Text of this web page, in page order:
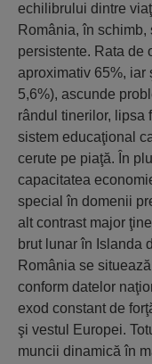
echilibrului dintre
România, în
persistente. Rata de
aproximativ 65%, iar
5,6%), ascunde
rândul tinerilor, lipsa
sistem educaţional
cerute pe piaţă. În
capacitatea
special în domenii
alt contrast major
brut lunar în Islanda
România se
conform datelor
exod constant de
şi vestul Europei.
muncii dinamică în